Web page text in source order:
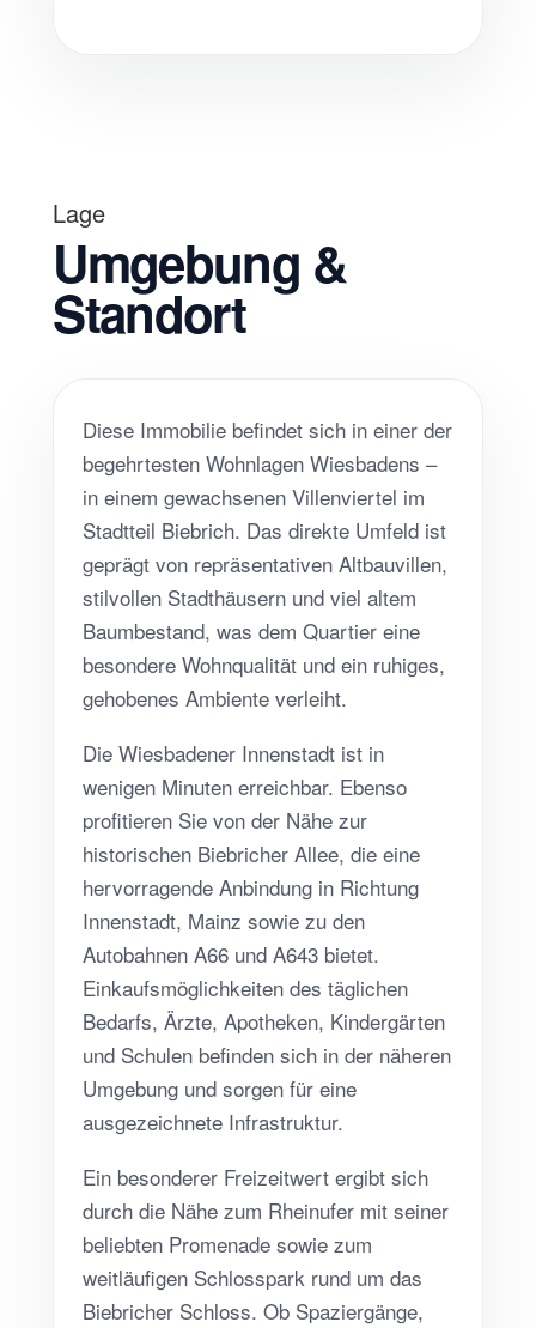
Lage
Umgebung &
Standort
Diese Immobilie befindet sich in einer der
begehrtesten Wohnlagen Wiesbadens –
in einem gewachsenen Villenviertel im
Stadtteil Biebrich. Das direkte Umfeld ist
geprägt von repräsentativen Altbauvillen,
stilvollen Stadthäusern und viel altem
Baumbestand, was dem Quartier eine
besondere Wohnqualität und ein ruhiges,
gehobenes Ambiente verleiht.
Die Wiesbadener Innenstadt ist in
wenigen Minuten erreichbar. Ebenso
profitieren Sie von der Nähe zur
historischen Biebricher Allee, die eine
hervorragende Anbindung in Richtung
Innenstadt, Mainz sowie zu den
Autobahnen A66 und A643 bietet.
Einkaufsmöglichkeiten des täglichen
Bedarfs, Ärzte, Apotheken, Kindergärten
und Schulen befinden sich in der näheren
Umgebung und sorgen für eine
ausgezeichnete Infrastruktur.
Ein besonderer Freizeitwert ergibt sich
durch die Nähe zum Rheinufer mit seiner
beliebten Promenade sowie zum
weitläufigen Schlosspark rund um das
Biebricher Schloss. Ob Spaziergänge,